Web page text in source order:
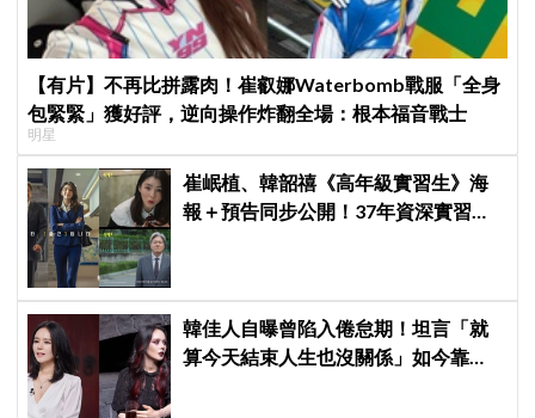
【有片】不再比拼露肉！崔叡娜Waterbomb戰服「全身
包緊緊」獲好評，逆向操作炸翻全場：根本福音戰士
明星
崔岷植、韓韶禧《高年級實習生》海
報＋預告同步公開！37年資深實習生
韓佳人自曝曾陷入倦怠期！坦言「就
算今天結束人生也沒關係」如今靠